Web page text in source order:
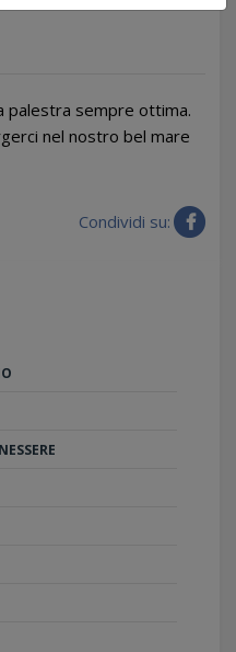
palestra sempre ottima.
nel nostro bel mare
Condividi su: